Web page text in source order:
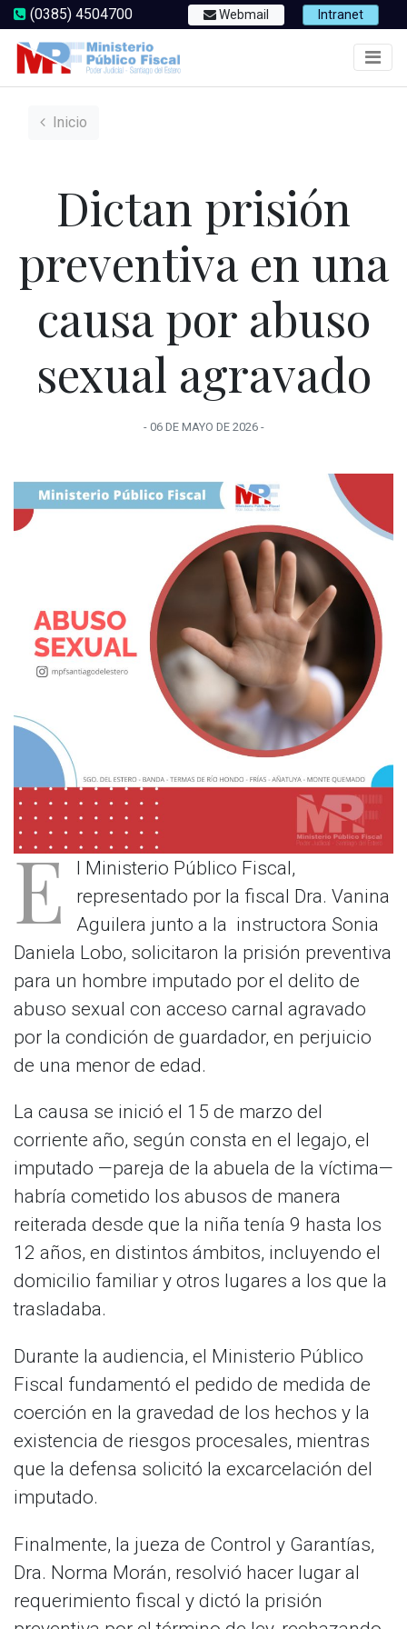
(0385) 4504700 Webmail Intranet
Inicio
Dictan prisión
preventiva en una
causa por abuso
sexual agravado
- 06 DE MAYO DE 2026-
E l Ministerio Público Fiscal,
representado por la fiscal Dra. Vanina
Aguilera junto a la instructora Sonia
Daniela Lobo, solicitaron la prisión preventiva
para un hombre imputado por el delito de
abuso sexual con acceso carnal agravado
por la condición de guardador, en perjuicio
de una menor de edad.
La causa se inició el 15 de marzo del
corriente año, según consta en el legajo, el
imputado —pareja de la abuela de la víctima—
habría cometido los abusos de manera
reiterada desde que la niña tenía 9 hasta los
12 años, en distintos ámbitos, incluyendo el
domicilio familiar y otros lugares a los que la
trasladaba.
Durante la audiencia, el Ministerio Público
Fiscal fundamentó el pedido de medida de
coerción en la gravedad de los hechos y la
existencia de riesgos procesales, mientras
que la defensa solicitó la excarcelación del
imputado.
Finalmente, la jueza de Control y Garantías,
Dra. Norma Morán, resolvió hacer lugar al
requerimiento fiscal y dictó la prisión